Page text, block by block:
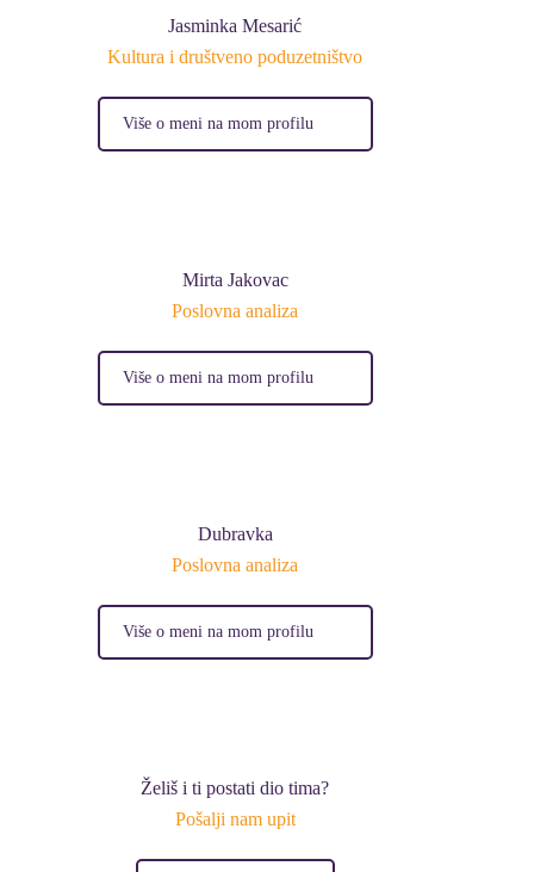
Jasminka Mesarić
Kultura i društveno poduzetništvo
Više o meni na mom profilu
Mirta Jakovac
Poslovna analiza
Više o meni na mom profilu
Dubravka
Poslovna analiza
Više o meni na mom profilu
Želiš i ti postati dio tima?
Pošalji nam upit